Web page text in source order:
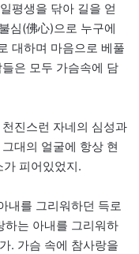
평생을 닦아 길을 얻
심(佛心)으로 누구에
대하며 마음으로 베풀
은 모두 가슴속에 담
진스런 자네의 심성과
대의 얼굴에 항상 현
피어있었지.
내를 그리워하던 득로
하는 아내를 그리워하
. 가슴 속에 참사랑을